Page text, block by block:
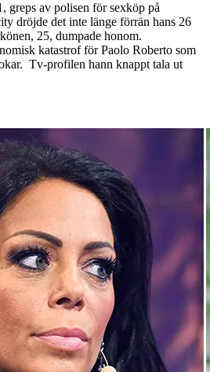
greps av polisen för sexköp på
dröjde det inte länge förrän hans 26
25, dumpade honom.
katastrof för Paolo Roberto som
Tv-profilen hann knappt tala ut